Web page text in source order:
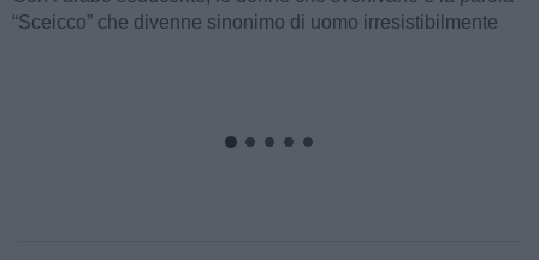
cominciava...